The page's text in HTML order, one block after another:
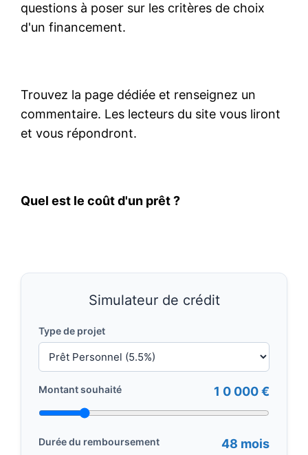
questions à poser sur les critères de choix
d'un financement.
Trouvez la page dédiée et renseignez un
commentaire. Les lecteurs du site vous liront
et vous répondront.
Quel est le coût d'un prêt ?
Simulateur de crédit
Type de projet
Montant souhaité 1 0 000 €
Durée du remboursement 48 mois